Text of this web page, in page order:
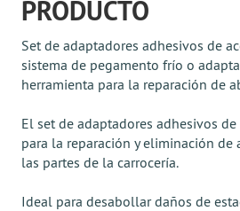
PRODUCTO
Set de adaptadores adhesivos de
sistema de pegamento frío o
herramienta para la reparación de
El set de adaptadores adhesivos
para la reparación y eliminación de
las partes de la carrocería.
Ideal para desabollar daños de